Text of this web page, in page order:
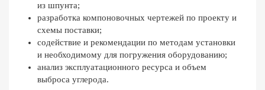
из шпунта;
разработка компоновочных чертежей по проекту и
схемы поставки;
содействие и рекомендации по методам установки
и необходимому для погружения оборудованию;
анализ эксплуатационного ресурса и объем
выброса углерода.